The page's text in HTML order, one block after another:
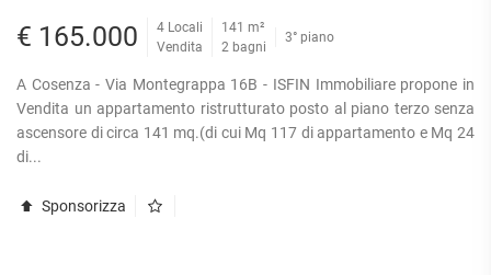
€ 165.000
4 Locali
Vendita
141 m²
2 bagni
3° piano
A Cosenza - Via Montegrappa 16B - ISFIN Immobiliare propone in
Vendita un appartamento ristrutturato posto al piano terzo senza
ascensore di circa 141 mq.(di cui Mq 117 di appartamento e Mq 24
di...
Sponsorizza